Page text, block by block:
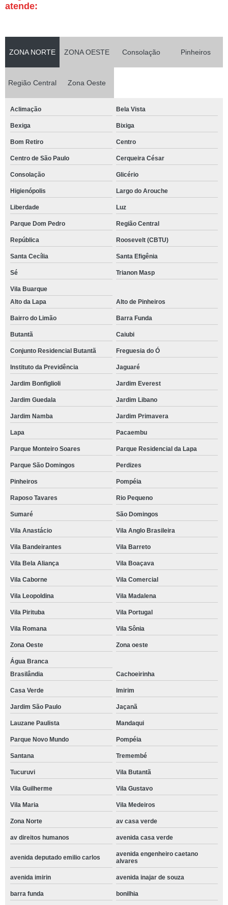
atende:
ZONA NORTE ZONA OESTE Consolação Pinheiros
Região Central Zona Oeste
Aclimação Bela Vista
Bexiga Bixiga
Bom Retiro Centro
Centro de São Paulo Cerqueira César
Consolação Glicério
Higienópolis Largo do Arouche
Liberdade Luz
Parque Dom Pedro Região Central
República Roosevelt (CBTU)
Santa Cecília Santa Efigênia
Sé Trianon Masp
Vila Buarque
Alto da Lapa
Alto de Pinheiros
Bairro do Limão Barra Funda
Butantã Caiubi
Conjunto Residencial Butantã Freguesia do Ó
Instituto da Previdência Jaguaré
Jardim Bonfiglioli Jardim Everest
Jardim Guedala Jardim Libano
Jardim Namba Jardim Primavera
Lapa Pacaembu
Parque Monteiro Soares Parque Residencial da Lapa
Parque São Domingos Perdizes
Pinheiros Pompéia
Raposo Tavares Rio Pequeno
Sumaré São Domingos
Vila Anastácio Vila Anglo Brasileira
Vila Bandeirantes Vila Barreto
Vila Bela Aliança Vila Boaçava
Vila Caborne Vila Comercial
Vila Leopoldina Vila Madalena
Vila Pirituba Vila Portugal
Vila Romana Vila Sônia
Zona Oeste Zona oeste
Água Branca
Brasilândia
Cachoeirinha
Casa Verde Imirim
Jardim São Paulo Jaçanã
Lauzane Paulista Mandaqui
Parque Novo Mundo Pompéia
Santana Tremembé
Tucuruvi Vila Butantã
Vila Guilherme Vila Gustavo
Vila Maria Vila Medeiros
Zona Norte av casa verde
av direitos humanos avenida casa verde
avenida deputado emilio carlos
avenida engenheiro caetano
alvares
avenida imirin avenida inajar de souza
barra funda bonilhia